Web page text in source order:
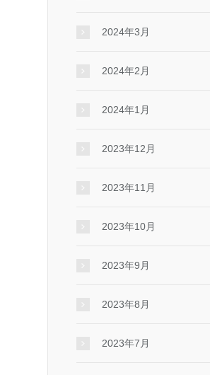
2024年3月
2024年2月
2024年1月
2023年12月
2023年11月
2023年10月
2023年9月
2023年8月
2023年7月